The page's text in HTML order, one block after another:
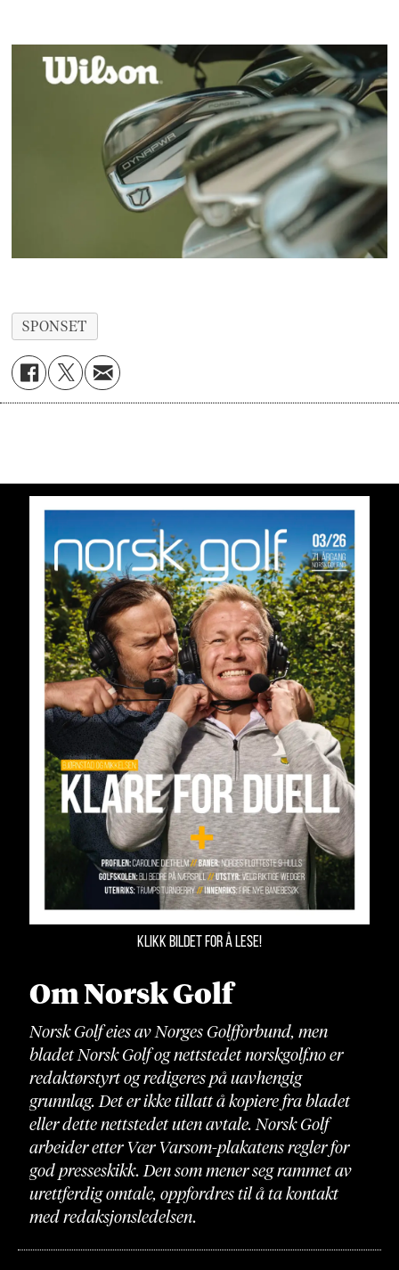
SPONSET
KLIKK BILDET FOR Å LESE!
Om Norsk Golf
Norsk Golf eies av Norges Golfforbund, men
bladet Norsk Golf og nettstedet norskgolf.no er
redaktørstyrt og redigeres på uavhengig
grunnlag. Det er ikke tillatt å kopiere fra bladet
eller dette nettstedet uten avtale. Norsk Golf
arbeider etter Vær Varsom-plakatens regler for
god presseskikk. Den som mener seg rammet av
urettferdig omtale, oppfordres til å ta kontakt
med redaksjonsledelsen.